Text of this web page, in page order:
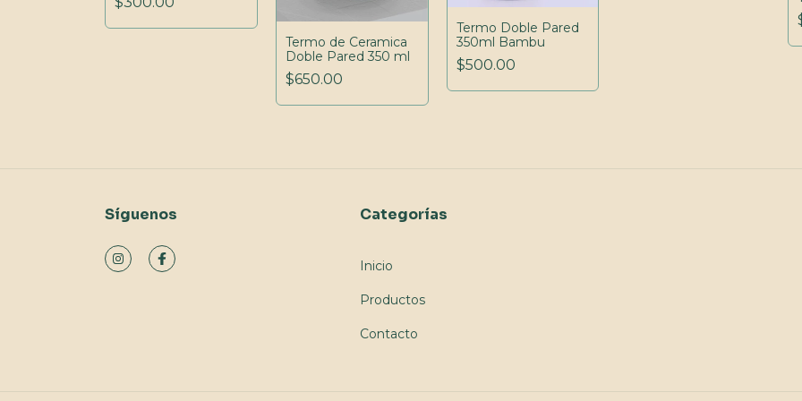
silicona
Termo de Ceramica
Doble Pared 350 ml
$650.00
Termo Doble Pared
350ml Bambu
$500.00
Síguenos Categorías
Inicio
Productos
Contacto